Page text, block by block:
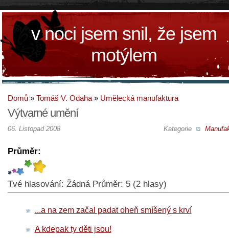
v noci jsem snil, že jsem
motýlem
Domů » Tomáš V. Odaha » Umělecká manufaktura
Výtvarné umění
Kategorie
06. Listopad 2008
Průměr:
Tvé hlasování: Žádná Průměr: 5 (2 hlasy)
...a na zem začal padat oheň smíšený s krví
A kdepak ty děti jsou!